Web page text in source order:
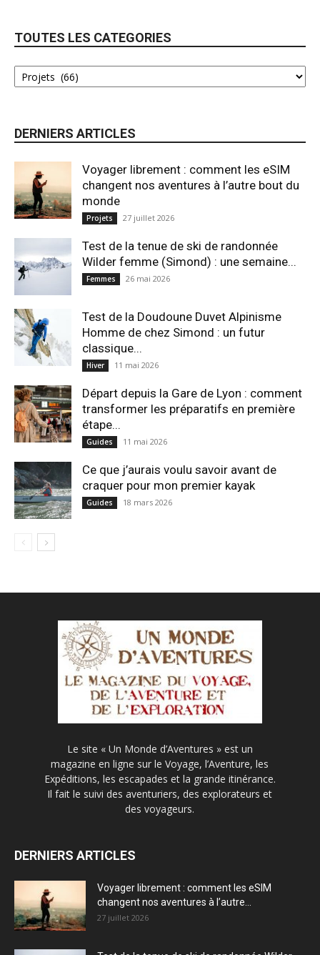
TOUTES LES CATEGORIES
DERNIERS ARTICLES
Voyager librement : comment les eSIM
changent nos aventures à l’autre bout du
monde
Projets 27 juillet 2026
Test de la tenue de ski de randonnée
Wilder femme (Simond) : une semaine...
Femmes 26 mai 2026
Test de la Doudoune Duvet Alpinisme
Homme de chez Simond : un futur
classique...
Hiver 11 mai 2026
Départ depuis la Gare de Lyon : comment
transformer les préparatifs en pre⁠mière
étape...
Guides 11 mai 2026
Ce que j’aurais voulu savoir avant de
craquer pour mon premier kayak
Guides 18 mars 2026
Le site « Un Monde d’Aventures » est un
magazine en ligne sur le Voyage, l’Aventure, les
Expéditions, les escapades et la grande itinérance.
Il fait le suivi des aventuriers, des explorateurs et
des voyageurs.
DERNIERS ARTICLES
Voyager librement : comment les eSIM
changent nos aventures à l’autre...
27 juillet 2026